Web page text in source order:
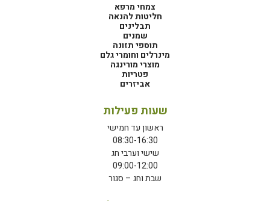
צמחי מרפא
חליטות להנאה
תבלינים
שמנים
תוספי תזונה
מינרלים וחומרי גלם
מוצרי מורינגה
פטריות
אביזרים
שעות פעילות
ראשון עד חמישי
08:30-16:30
שישי וערבי חג
09:00-12:00
שבת וחג – סגור